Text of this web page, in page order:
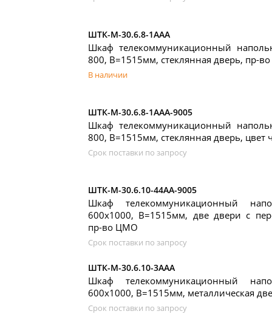
ШТК-М-30.6.8-1ААА
Шкаф телекоммуникационный
800, В=1515мм, стеклянная дверь, пр-
В наличии
ШТК-М-30.6.8-1ААА-9005
Шкаф телекоммуникационный
800, В=1515мм, стеклянная дверь,
Срок поставки по запросу
ШТК-М-30.6.10-44АА-9005
Шкаф телекоммуникационный
600x1000, В=1515мм, две двери с
пр-во ЦМО
Срок поставки по запросу
ШТК-М-30.6.10-3ААА
Шкаф телекоммуникационный
600x1000, В=1515мм, металлическая
Срок поставки по запросу